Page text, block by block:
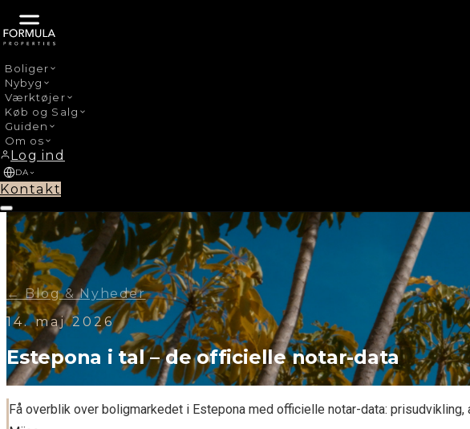
Boliger
Nybyg
Værktøjer
Køb og Salg
Guiden
Om os
Log ind
DA
Kontakt
← Blog & Nyheder
14. maj 2026
Estepona i tal – de officielle notar-data
Få overblik over boligmarkedet i Estepona med officielle notar-data: